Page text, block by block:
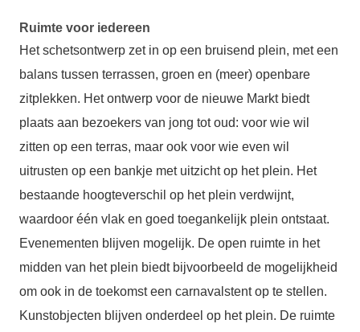
Ruimte voor iedereen
Het schetsontwerp zet in op een bruisend plein, met een
balans tussen terrassen, groen en (meer) openbare
zitplekken. Het ontwerp voor de nieuwe Markt biedt
plaats aan bezoekers van jong tot oud: voor wie wil
zitten op een terras, maar ook voor wie even wil
uitrusten op een bankje met uitzicht op het plein. Het
bestaande hoogteverschil op het plein verdwijnt,
waardoor één vlak en goed toegankelijk plein ontstaat.
Evenementen blijven mogelijk. De open ruimte in het
midden van het plein biedt bijvoorbeeld de mogelijkheid
om ook in de toekomst een carnavalstent op te stellen.
Kunstobjecten blijven onderdeel op het plein. De ruimte